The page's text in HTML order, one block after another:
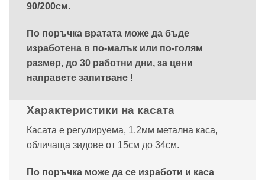
90/200см.
По поръчка вратата може да бъде
изработена в по-малък или по-голям
размер, до 30 работни дни, за цени
направете запитване !
Характеристики на касата
Касата е регулируема, 1.2мм метална каса,
обличаща зидове от 15см до 34см.
По поръчка може да се изработи и каса